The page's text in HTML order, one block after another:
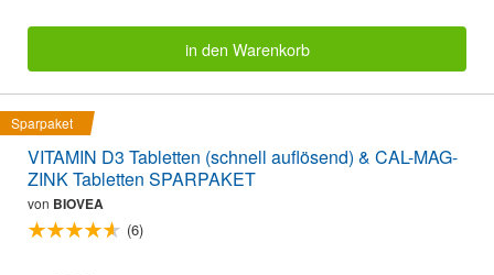
in den Warenkorb
Sparpaket
VITAMIN D3 Tabletten (schnell auflösend) & CAL-MAG-
ZINK Tabletten SPARPAKET
von BIOVEA
(6)